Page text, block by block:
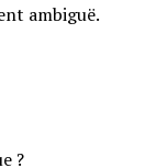
ambiguë.
?